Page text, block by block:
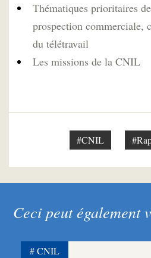
Thématiques prioritaires
prospection commerciale,
du télétravail
Les missions de la CNIL
#CNIL
Ceci peut également
CNIL